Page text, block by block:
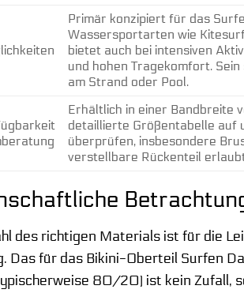
Primär konzipiert für das
Wassersportarten wie
bietet auch bei intensiven
und hohen Tragekomfort.
am Strand oder Pool.
Erhältlich in einer Bandbreite
detaillierte Größentabelle auf
überprüfen, insbesondere
verstellbare Rückenteil
des richtigen Materials ist für die
Das für das Bikini-Oberteil Surfen
80/20) ist kein Zufall,